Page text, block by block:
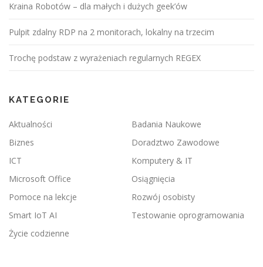
Kraina Robotów – dla małych i dużych geek’ów
Pulpit zdalny RDP na 2 monitorach, lokalny na trzecim
Trochę podstaw z wyrażeniach regularnych REGEX
KATEGORIE
Aktualności
Badania Naukowe
Biznes
Doradztwo Zawodowe
ICT
Komputery & IT
Microsoft Office
Osiągnięcia
Pomoce na lekcje
Rozwój osobisty
Smart IoT AI
Testowanie oprogramowania
Życie codzienne